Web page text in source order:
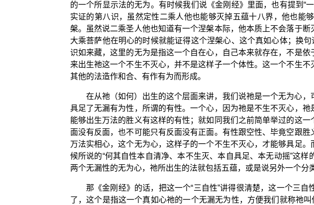
的一个所显示法的无为。有时候我们说《金刚经》里面，也有提到“
实证的第八识，虽然定性二乘人他也能够灭掉五蕴十八界，他也能
槃。虽然说二乘圣人他也知道有一个涅槃本际，他本质上不会落于
大乘菩萨他在明心的时候就能证得这个涅槃心、这个真如心体；换
识如来藏，这里的无为是指这一个自在心，自己本来就存在，不是
来出生祂这一个不生不灭心，并不是这样子一个体性。这一个不生
其他的法造作和合、有作有为而形成。
在从祂（如何）出生的这个层面来讲，我们说祂是一个无为心
具足了无漏有为性，所谓的有性。一个心，因为祂是不生不灭心，
能够出生万法的胜义有这样的有性；就如同我们之前简单举过的这
面没有反面，也不可能只有反面没有正面。有性跟空性、毕竟空跟
万法实相心，这个无为心，这样子的一个不生不灭心，才能够具足
候所说的“何其自性本自清净、本不生灭、本自具足、本无动摇”这
两个无漏性的无为心，祂所出生的法就包括五蕴，或是说另外一个分
那《金刚经》的话，把这一个“三自性”讲得很清楚，这一个三
了，这个是指这一个真如心祂的一个无漏无为性，方便我们就称祂